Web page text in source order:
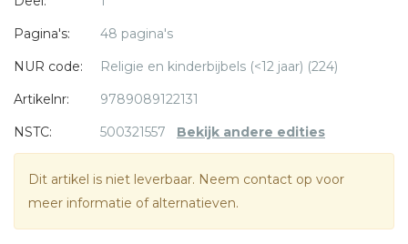
Pagina's:
48 pagina's
NUR code:
Religie en kinderbijbels (<12 jaar) (224)
Artikelnr:
9789089122131
NSTC:
500321557 Bekijk andere edities
Dit artikel is niet leverbaar. Neem contact op voor
meer informatie of alternatieven.
* = verplicht